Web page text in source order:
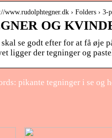
www.rudolphtegner.dk › Folders › 3-
OG
se godt efter for at få øje
ligger der tegninger og
pikante tegninger i se og